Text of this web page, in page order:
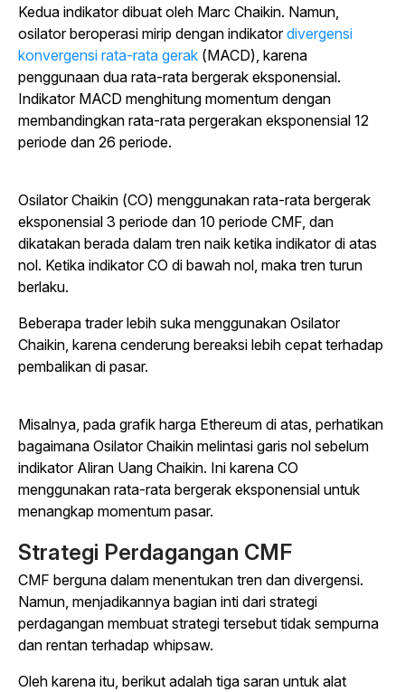
Kedua indikator dibuat oleh Marc Chaikin. Namun,
osilator beroperasi mirip dengan indikatordivergensi
konvergensi rata-rata gerak (MACD), karena
penggunaan dua rata-rata bergerak eksponensial.
Indikator MACD menghitung momentum dengan
membandingkan rata-rata pergerakan eksponensial 12
periode dan 26 periode.
Osilator Chaikin (CO) menggunakan rata-rata bergerak
eksponensial 3 periode dan 10 periode CMF, dan
dikatakan berada dalam tren naik ketika indikator di atas
nol. Ketika indikator CO di bawah nol, maka tren turun
berlaku.
Beberapa trader lebih suka menggunakan Osilator
Chaikin, karena cenderung bereaksi lebih cepat terhadap
pembalikan di pasar.
Misalnya, pada grafik harga Ethereum di atas, perhatikan
bagaimana Osilator Chaikin melintasi garis nol sebelum
indikator Aliran Uang Chaikin. Ini karena CO
menggunakan rata-rata bergerak eksponensial untuk
menangkap momentum pasar.
Strategi Perdagangan CMF
CMF berguna dalam menentukan tren dan divergensi.
Namun, menjadikannya bagian inti dari strategi
perdagangan membuat strategi tersebut tidak sempurna
dan rentan terhadap whipsaw.
Oleh karena itu, berikut adalah tiga saran untuk alat